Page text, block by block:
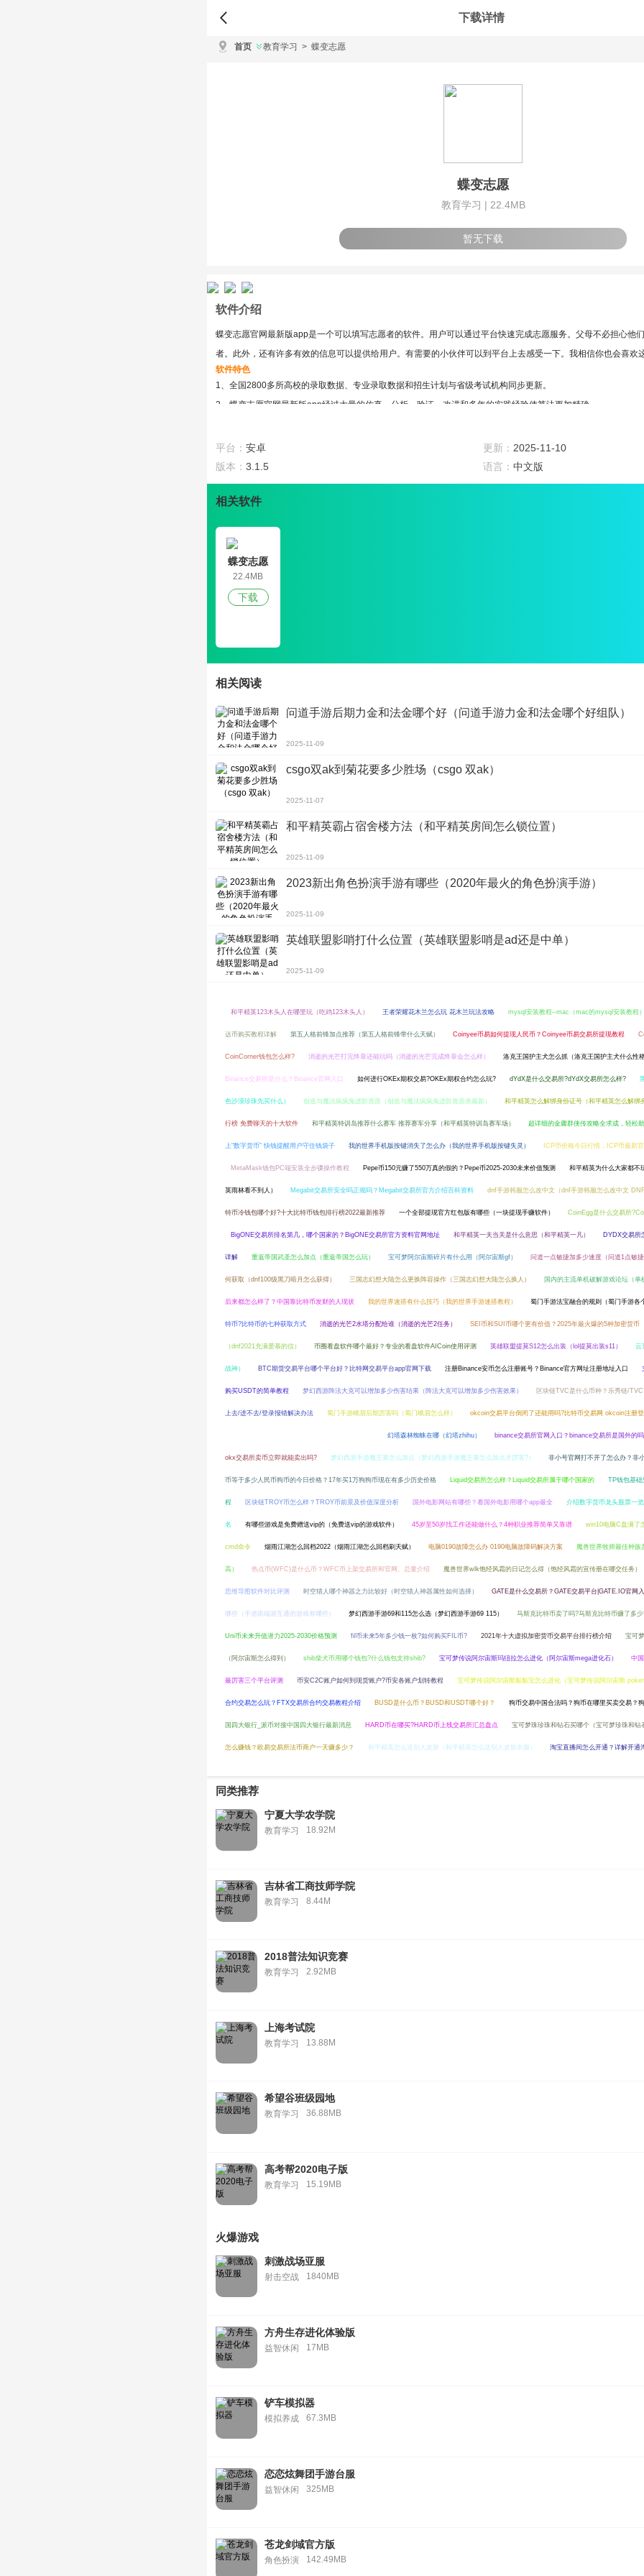
下载详情
首页 教育学习 > 蝶变志愿
蝶变志愿
教育学习 | 22.4MB
暂无下载
软件介绍
蝶变志愿官网最新版app是一个可以填写志愿者的软件。用户可以通过平台快速完成志愿服务。父母不必担心他
者。此外，还有许多有效的信息可以提供给用户。有需要的小伙伴可以到平台上去感受一下。我相信你也会喜欢
软件特色
1、全国2800多所高校的录取数据、专业录取数据和招生计划与省级考试机构同步更新。
2、蝶变志愿官网最新版app经过大量的仿真、分析、验证、改进和多年的实践经验使算法更加精确。
2、防撞车功能实时监控学院和大学的备选情况，这使得填写报告更令人放心，并使您离您最喜欢的大学更近一
软件亮点
2、让新高考的考生不要困惑，而是成为志愿者，这将有助于高考，这样你可以一键优化你的志愿者，直接到达
平台： 安卓 更新： 2025-11-10
版本： 3.1.5 语言： 中文版
相关软件
蝶变志愿
22.4MB
下载
相关阅读
问道手游后期力金和法金哪个好（问道手游力金和法金哪个好组队）
2025-11-09
csgo双ak到菊花要多少胜场（csgo 双ak）
2025-11-07
和平精英霸占宿舍楼方法（和平精英房间怎么锁位置）
2025-11-09
2023新出角色扮演手游有哪些（2020年最火的角色扮演手游）
2025-11-09
英雄联盟影哨打什么位置（英雄联盟影哨是ad还是中单）
2025-11-09
和平精英123木头人在哪里玩（吃鸡123木头人） 王者荣耀花木兰怎么玩 花木兰玩法攻略 mysql安装教程--mac（mac的mysql安装教程
达币购买教程详解 第五人格前锋加点推荐（第五人格前锋带什么天赋） Coinyee币易如何提现人民币？Coinyee币易交易所提现教程
CoinCorner钱包怎么样? 消逝的光芒打完终章还能玩吗（消逝的光芒完成终章会怎么样） 洛克王国护主犬怎么抓（洛克王国护主犬什么性
Binance交易所是什么？Binance官网入口 如何进行OKEx期权交易?OKEx期权合约怎么玩? dYdX是什么交易所?dYdX交易所怎么样?
色沙漠珍珠先买什么） 创造与魔法疯疯兔进阶资质（创造与魔法疯疯兔进阶资质表最新） 和平精英怎么解绑身份证号（和平精英怎么解绑
行榜 免费聊天的十大软件 和平精英特训岛推荐什么赛车 推荐赛车分享（和平精英特训岛赛车场） 超详细的金庸群侠传攻略全求成，轻松
上“数字货币” 快钱提醒用户守住钱袋子 我的世界手机版按键消失了怎么办（我的世界手机版按键失灵） ICP币价格今日行情，ICP币最新
MetaMask钱包PC端安装全步骤操作教程 Pepe币150元赚了550万真的假的？Pepe币2025-2030未来价值预测 和平精英为什么大家都不
英雨林看不到人） Megabit交易所安全吗正规吗？Megabit交易所官方介绍百科资料 dnf手游韩服怎么改中文（dnf手游韩服怎么改中文
特币冷钱包哪个好?十大比特币钱包排行榜2022最新推荐 一个全部提现官方红包版有哪些（一块提现手赚软件） CoinEgg是什么交易所
BigONE交易所排名第几，哪个国家的？BigONE交易所官方资料官网地址 和平精英一夫当关是什么意思（和平精英一凡） DYDX交易所
详解 重返帝国武圣怎么加点（重返帝国怎么玩） 宝可梦阿尔宙斯碎片有什么用（阿尔宙斯gf） 问道一点敏捷加多少速度（问道1点敏
何获取（dnf100级黑刀暗月怎么获得） 三国志幻想大陆怎么更换阵容操作（三国志幻想大陆怎么换人） 国内的主流单机破解游戏论坛（单
后来都怎么样了？中国靠比特币发财的人现状 我的世界速搭有什么技巧（我的世界手游速搭教程） 蜀门手游法宝融合的规则（蜀门手游各
特币?比特币的七种获取方式 消逝的光芒2水塔分配给谁（消逝的光芒2任务） SEI币和SUI币哪个更有价值？2025年最火爆的5种加密货币
（dnf2021充满爱慕的信） 币圈看盘软件哪个最好？专业的看盘软件AICoin使用评测 英雄联盟提莫S12怎么出装（lol提莫出装s11） 云
战神） BTC期货交易平台哪个平台好？比特网交易平台app官网下载 注册Binance安币怎么注册账号？Binance官方网址注册地址入口
购买USDT的简单教程 梦幻西游阵法大克可以增加多少伤害结果（阵法大克可以增加多少伤害效果） 区块链TVC是什么币种？乐秀链/
上去/进不去/登录报错解决办法 蜀门手游峨眉后期厉害吗（蜀门峨眉怎么样） okcoin交易平台倒闭了还能用吗?比特币交易网 okcoin注册
幻塔森林蜘蛛在哪（幻塔zhihu） binance交易所官网入口？binance交易所是国外的吗
okx交易所卖币立即就能卖出吗? 梦幻西游手游魔王寨怎么加点（梦幻西游手游魔王寨怎么加点才厉害?） 非小号官网打不开了怎么办？非
币等于多少人民币狗币的今日价格？17年买1万狗狗币现在有多少历史价格 Liquid交易所怎么样？Liquid交易所属于哪个国家的 TP钱包基
程 区块链TROY币怎么样？TROY币前景及价值深度分析 国外电影网站有哪些？看国外电影用哪个app最全 介绍数字货币龙头股票一
名 有哪些游戏是免费赠送vip的（免费送vip的游戏软件） 45岁至50岁找工作还能做什么？4种职业推荐简单又靠谱 win10电脑C盘满了
cmd命令 烟雨江湖怎么回档2022（烟雨江湖怎么回档刷天赋） 电脑0190故障怎么办 0190电脑故障码解决方案 魔兽世界牧师最佳种族
高） 热点币(WFC)是什么币？WFC币上架交易所和官网、总量介绍 魔兽世界wlk饱经风霜的日记怎么得（饱经风霜的宣传册在哪交任务）
思维导图软件对比评测 时空猎人哪个神器之力比较好（时空猎人神器属性如何选择） GATE是什么交易所？GATE交易平台|GATE.IO官网
哪些（手游跟端游互通的游戏有哪些） 梦幻西游手游69和115怎么选（梦幻西游手游69 115） 马斯克比特币卖了吗?马斯克比特币赚了多
Uni币未来升值潜力2025-2030价格预测 fil币未来5年多少钱一枚?如何购买FIL币? 2021年十大虚拟加密货币交易平台排行榜介绍 宝可
（阿尔宙斯怎么得到） shib柴犬币用哪个钱包?什么钱包支持shib? 宝可梦传说阿尔宙斯玛狃拉怎么进化（阿尔宙斯mega进化石） 中
最厉害三个平台评测 币安C2C账户如何到现货账户?币安各账户划转教程 宝可梦传说阿尔宙斯黏黏宝怎么进化（宝可梦传说阿尔宙斯
合约交易怎么玩？FTX交易所合约交易教程介绍 BUSD是什么币？BUSD和USDT哪个好？ 狗币交易中国合法吗？狗币在哪里买卖交易？
国四大银行_派币对接中国四大银行最新消息 HARD币在哪买?HARD币上线交易所汇总盘点 宝可梦珠珍珠和钻石买哪个（宝可梦珍珠和钻
怎么赚钱？欧易交易所法币商户一天赚多少？ 和平精英怎么送别人皮肤（和平精英怎么送别人皮肤衣服） 淘宝直播间怎么开通？详解开通
同类推荐
宁夏大学农学院
教育学习 18.92M
吉林省工商技师学院
教育学习 8.44M
2018普法知识竞赛
教育学习 2.92MB
上海考试院
教育学习 13.88M
希望谷班级园地
教育学习 36.88MB
高考帮2020电子版
教育学习 15.19MB
火爆游戏
刺激战场亚服
射击空战 1840MB
方舟生存进化体验版
益智休闲 17MB
铲车模拟器
模拟养成 67.3MB
恋恋炫舞团手游台服
益智休闲 325MB
苍龙剑域官方版
角色扮演 142.49MB